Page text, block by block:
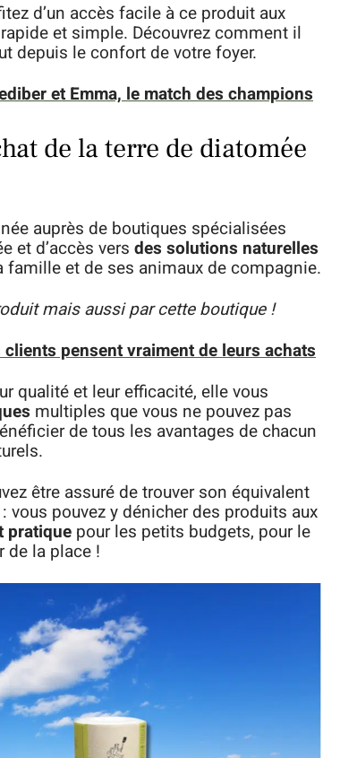
d’un accès facile à ce produit aux
et simple. Découvrez comment il
depuis le confort de votre foyer.
et Emma, le match des champions
de la terre de diatomée
auprès de boutiques spécialisées
et d’accès vers des solutions naturelles
et de ses animaux de compagnie.
mais aussi par cette boutique !
pensent vraiment de leurs achats
qualité et leur efficacité, elle vous
multiples que vous ne pouvez pas
de tous les avantages de chacun
être assuré de trouver son équivalent
pouvez y dénicher des produits aux
pratique pour les petits budgets, pour le
de la place !